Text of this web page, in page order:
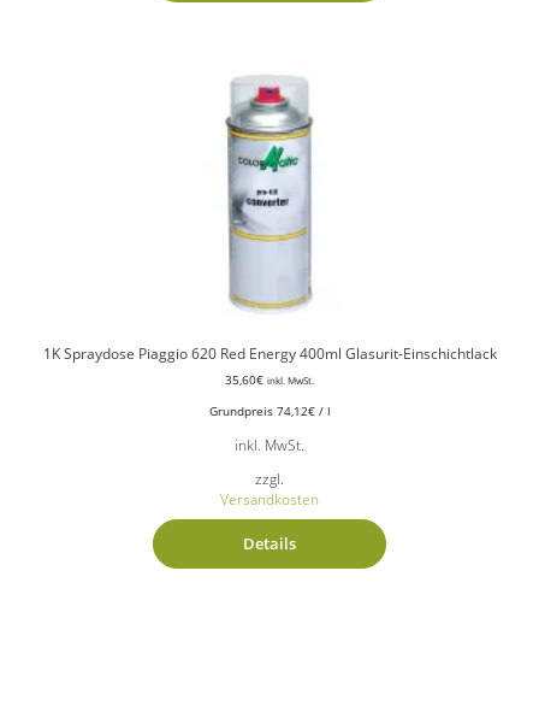
1K Spraydose Piaggio 620 Red Energy 400ml Glasurit-Einschichtlack
35,60€ inkl. MwSt.
Grundpreis 74,12€/ l
inkl. MwSt.
zzgl.
Versandkosten
Details